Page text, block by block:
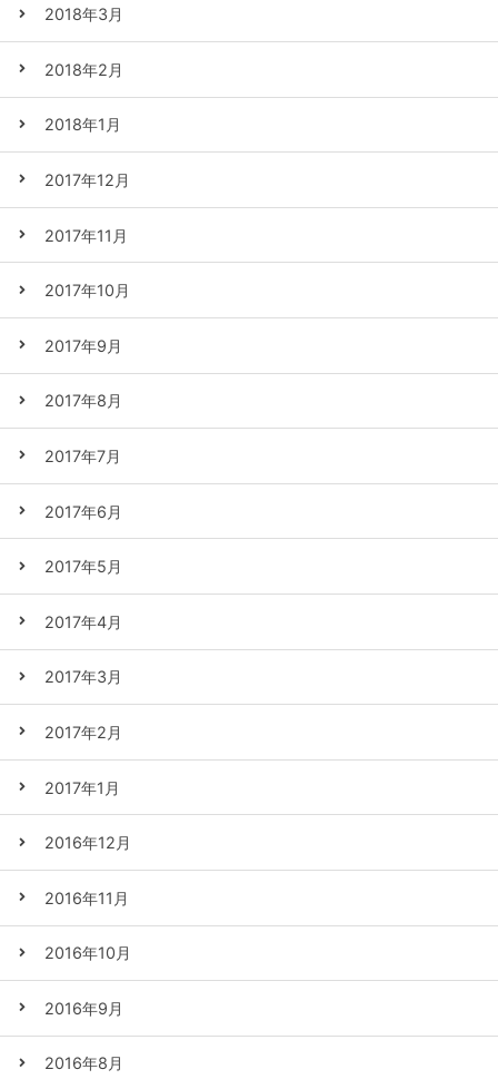
2018年3月
2018年2月
2018年1月
2017年12月
2017年11月
2017年10月
2017年9月
2017年8月
2017年7月
2017年6月
2017年5月
2017年4月
2017年3月
2017年2月
2017年1月
2016年12月
2016年11月
2016年10月
2016年9月
2016年8月